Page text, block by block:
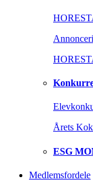
Årets
ESG
Medlemsfordele